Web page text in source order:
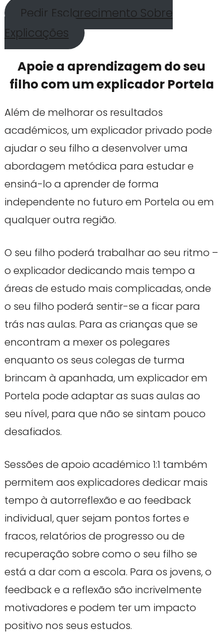
Pedir Esclarecimento Sobre
Explicações
Apoie a aprendizagem do seu
filho com um explicador Portela
Além de melhorar os resultados
académicos, um explicador privado pode
ajudar o seu filho a desenvolver uma
abordagem metódica para estudar e
ensiná-lo a aprender de forma
independente no futuro em Portela ou em
qualquer outra região.
O seu filho poderá trabalhar ao seu ritmo –
o explicador dedicando mais tempo a
áreas de estudo mais complicadas, onde
o seu filho poderá sentir-se a ficar para
trás nas aulas. Para as crianças que se
encontram a mexer os polegares
enquanto os seus colegas de turma
brincam à apanhada, um explicador em
Portela pode adaptar as suas aulas ao
seu nível, para que não se sintam pouco
desafiados.
Sessões de apoio académico 1:1 também
permitem aos explicadores dedicar mais
tempo à autorreflexão e ao feedback
individual, quer sejam pontos fortes e
fracos, relatórios de progresso ou de
recuperação sobre como o seu filho se
está a dar com a escola. Para os jovens, o
feedback e a reflexão são incrivelmente
motivadores e podem ter um impacto
positivo nos seus estudos.